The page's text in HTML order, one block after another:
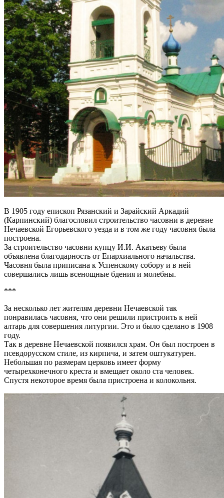
В 1905 году епископ Рязанский и Зарайский Аркадий
(Карпинский) благословил строительство часовни в деревне
Нечаевской Егорьевского уезда и в том же году часовня была
построена.
За строительство часовни купцу И.И. Акатьеву была
объявлена благодарность от Епархиального начальства.
Часовня была приписана к Успенскому собору и в ней
совершались лишь всенощные бдения и молебны.
***
За несколько лет жителям деревни Нечаевской так
понравилась часовня, что они решили пристроить к ней
алтарь для совершения литургии. Это и было сделано в 1908
году.
Так в деревне Нечаевской появился храм. Он был построен в
псевдорусском стиле, из кирпича, и затем оштукатурен.
Небольшая по размерам церковь имеет форму
четырехконечного креста и вмещает около ста человек.
Спустя некоторое время была пристроена и колокольня.